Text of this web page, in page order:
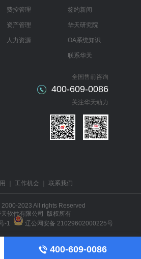
费控管理
资产管理
人力资源
签约新闻
华天研究院
OA系统知识
联系华天
全国售前咨询
400-609-0086
关注华天动力
｜ 工作机会 ｜ 联系我们
2023 All rights Reserved
天软件有限公司 版权所有
-1
辽公网安备 21029602000225号
400-609-0086